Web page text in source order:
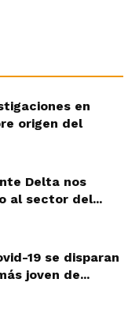
en
origen del
Delta nos
al sector del...
19 se disparan
joven de...